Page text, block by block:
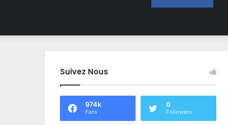
Suivez Nous
974k
Fans
0
Followers